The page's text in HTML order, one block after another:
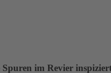
im Revier